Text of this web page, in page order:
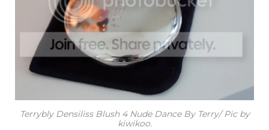
Terrybly Densiliss Blush 4 Nude Dance By Terry/ Pic by
kiwikoo.